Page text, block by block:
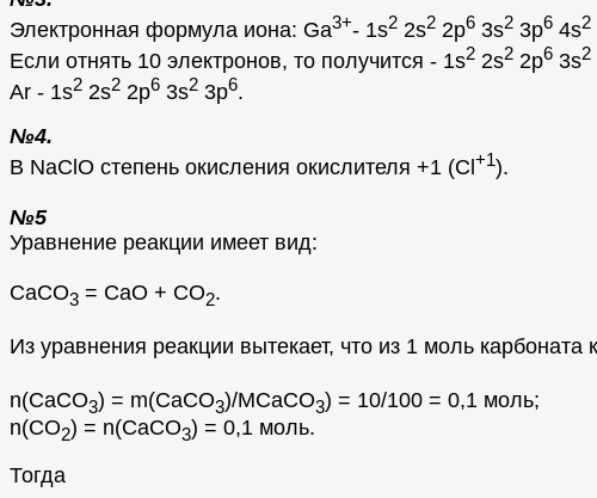
Электронная формула иона: Ga3+- 1s2 2s2 2p6 3s2 3p6 4s2
Если отнять 10 электронов, то получится - 1s2 2s2 2p6 3s2
Ar - 1s2 2s2 2p6 3s2 3p6.
№4.
В NaClО степень окисления окислителя +1 (Сl +1).
№5
Уравнение реакции имеет вид:
СаСО3 = СаО + СО2.
Из уравнения реакции вытекает, что из 1 моль
n(СаСО3) = m(СаСО3)/MСаСО3) = 10/100 = 0,1 моль;
n(СО2) = n(СаСО3) = 0,1 моль.
Тогда